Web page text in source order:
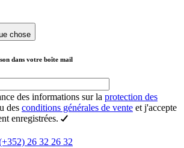
chose
dans votre boîte mail
des informations sur la protection des
des conditions générales de vente et j'accepte
enregistrées.
26 32 26 32